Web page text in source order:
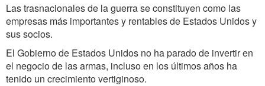
Las trasnacionales de la guerra se constituyen como las
empresas más importantes y rentables de Estados Unidos y
sus socios.
El Gobierno de Estados Unidos no ha parado de invertir en
el negocio de las armas, incluso en los últimos años ha
tenido un crecimiento vertiginoso.